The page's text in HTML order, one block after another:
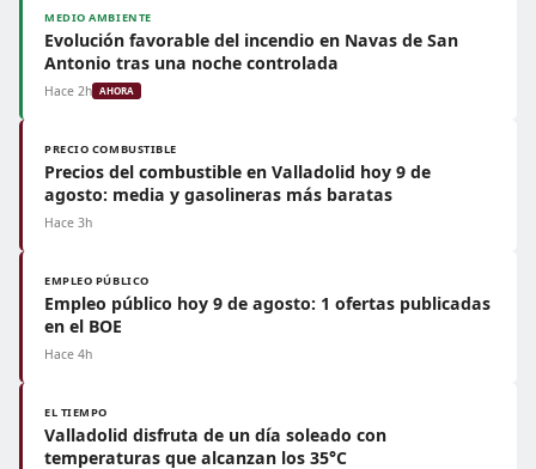
MEDIO AMBIENTE
Evolución favorable del incendio en Navas de San
Antonio tras una noche controlada
Hace 2h AHORA
PRECIO COMBUSTIBLE
Precios del combustible en Valladolid hoy 9 de
agosto: media y gasolineras más baratas
Hace 3h
EMPLEO PÚBLICO
Empleo público hoy 9 de agosto: 1 ofertas publicadas
en el BOE
Hace 4h
EL TIEMPO
Valladolid disfruta de un día soleado con
temperaturas que alcanzan los 35°C